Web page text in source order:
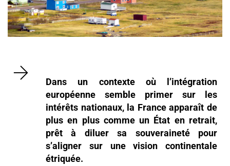
Dans un contexte où l’intégration
européenne semble primer sur les
intérêts nationaux, la France apparaît de
plus en plus comme un État en retrait,
prêt à diluer sa souveraineté pour
s’aligner sur une vision continentale
étriquée.